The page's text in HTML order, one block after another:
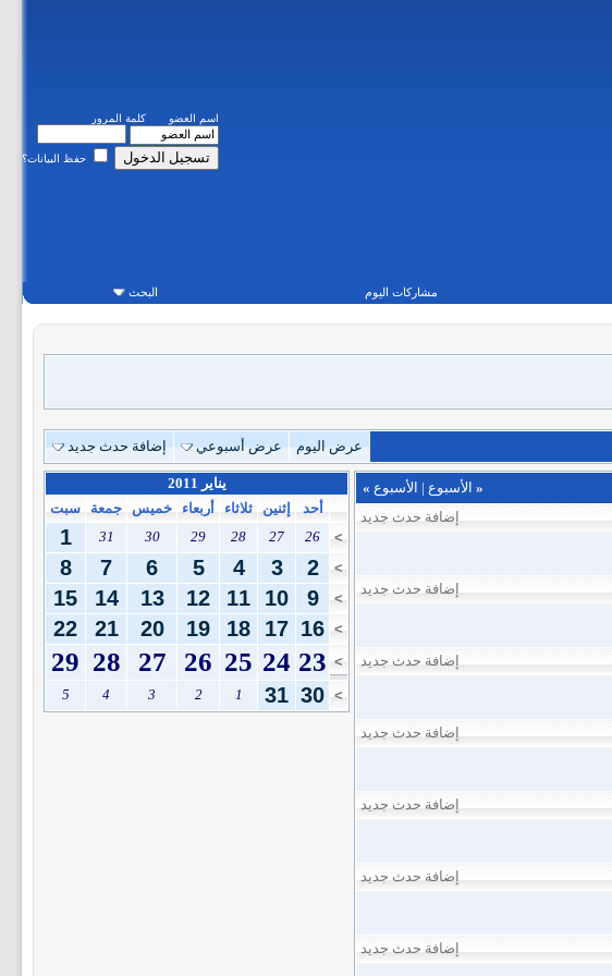
اسم العضو كلمة المرور
حفظ البيانات؟
مشاركات اليوم البحث
عرض اليوم عرض أسبوعي إضافة حدث جديد
« الأسبوع | الأسبوع »
إضافة حدث جديد
إضافة حدث جديد
إضافة حدث جديد
إضافة حدث جديد
إضافة حدث جديد
إضافة حدث جديد
إضافة حدث جديد
يناير 2011
أحد
إثنين ثلاثاء أربعاء خميس جمعة
سبت
>
26
27
28
29
30
31
1
>
2
3
4
5
6
7
8
>
9
10
11
12
13
14
15
>
16
17
18
19
20
21
22
>
23
24
25
26
27
28
29
>
30
31
1
2
3
4
5